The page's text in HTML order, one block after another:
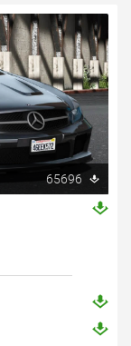
65696